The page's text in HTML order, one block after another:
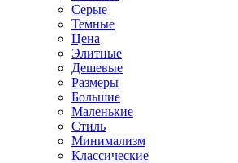
Серые
Темные
Цена
Элитные
Дешевые
Размеры
Большие
Маленькие
Стиль
Минимализм
Классические